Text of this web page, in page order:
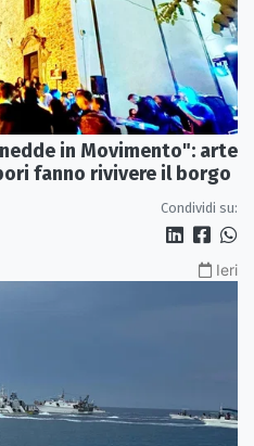
in Movimento": arte
fanno rivivere il borgo
Condividi su:
Ieri